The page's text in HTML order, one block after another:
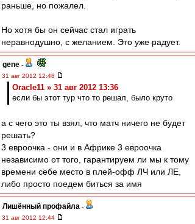
раньше, но пожалел.
Но хотя бы он сейчас стал играть
неравнодушно, с желанием. Это уже радует.
gene -
31 авг 2012 12:48
Oracle11 » 31 авг 2012 13:36
если бы этот тур что то решал, было круто
а с чего это ты взял, что матч ничего не будет
решать?
3 евроочка - они и в Африке 3 евроочка
независимо от того, гарантируем ли мы к тому
времени себе место в плей-офф ЛЧ или ЛЕ,
либо просто поедем биться за имя
Лишённый профайла -
31 авг 2012 12:44